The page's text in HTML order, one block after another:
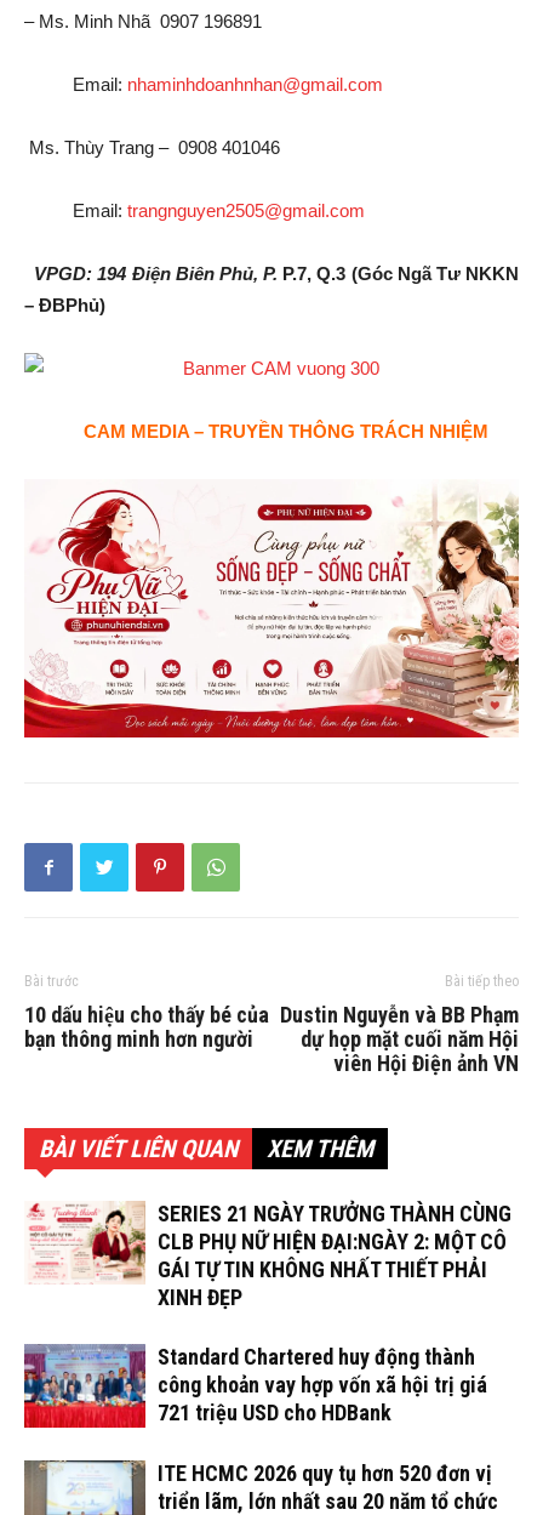
– Ms. Minh Nhã 0907 196891
Email: nhaminhdoanhnhan@gmail.com
Ms. Thùy Trang – 0908 401046
Email: trangnguyen2505@gmail.com
VPGD: 194 Điện Biên Phủ, P. P.7, Q.3 (Góc Ngã Tư NKKN
– ĐBPhủ)
CAM MEDIA – TRUYỀN THÔNG TRÁCH NHIỆM
Bài trước
10 dấu hiệu cho thấy bé của
bạn thông minh hơn người
Bài tiếp theo
Dustin Nguyễn và BB Phạm
dự họp mặt cuối năm Hội
viên Hội Điện ảnh VN
BÀI VIẾT LIÊN QUAN XEM THÊM
SERIES 21 NGÀY TRƯỞNG THÀNH CÙNG
CLB PHỤ NỮ HIỆN ĐẠI:NGÀY 2: MỘT CÔ
GÁI TỰ TIN KHÔNG NHẤT THIẾT PHẢI
XINH ĐẸP
Standard Chartered huy động thành
công khoản vay hợp vốn xã hội trị giá
721 triệu USD cho HDBank
ITE HCMC 2026 quy tụ hơn 520 đơn vị
triển lãm, lớn nhất sau 20 năm tổ chức